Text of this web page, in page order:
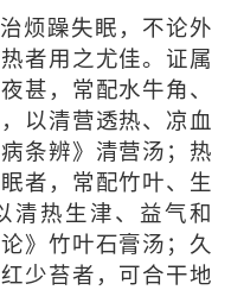
烦躁失眠，不论外
者用之尤佳。证属
甚，常配水牛角、
以清营透热、凉血
条辨》清营汤；热
者，常配竹叶、生
清热生津、益气和
》竹叶石膏汤；久
少苔者，可合干地